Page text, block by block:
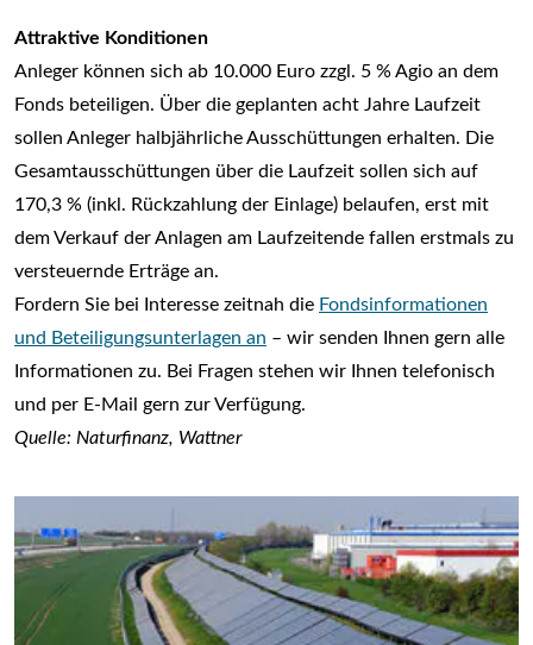
Attraktive Konditionen
Anleger können sich ab 10.000 Euro zzgl. 5 % Agio an dem
Fonds beteiligen. Über die geplanten acht Jahre Laufzeit
sollen Anleger halbjährliche Ausschüttungen erhalten. Die
Gesamtausschüttungen über die Laufzeit sollen sich auf
170,3 % (inkl. Rückzahlung der Einlage) belaufen, erst mit
dem Verkauf der Anlagen am Laufzeitende fallen erstmals zu
versteuernde Erträge an.
Fordern Sie bei Interesse zeitnah die Fondsinformationen
und Beteiligungsunterlagen an – wir senden Ihnen gern alle
Informationen zu. Bei Fragen stehen wir Ihnen telefonisch
und per E-Mail gern zur Verfügung.
Quelle: Naturfinanz, Wattner